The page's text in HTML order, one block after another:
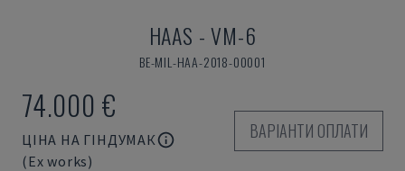
HAAS -VM-6
BE-MIL-HAA-2018-00001
74.000 €
ЦІНА НА ГІНДУМАК
(Ex works)
ВАРІАНТИ ОПЛАТИ